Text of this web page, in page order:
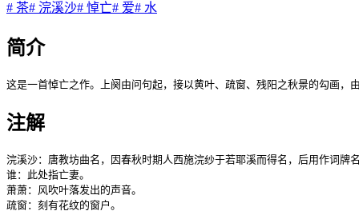
# 茶# 浣溪沙# 悼亡# 爱# 水
简介
这是一首悼亡之作。上阕由问句起，接以黄叶、疏窗、残阳之秋景的勾画
注解
浣溪沙：唐教坊曲名，因春秋时期人西施浣纱于若耶溪而得名，后用作词
谁：此处指亡妻。
萧萧：风吹叶落发出的声音。
疏窗：刻有花纹的窗户。